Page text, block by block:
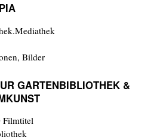
Bilder
GARTENBIBLIOTHEK &
Filmtitel